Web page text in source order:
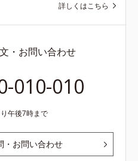
詳しくはこちら
・お問い合わせ
010-010
午後7時まで
・お問い合わせ